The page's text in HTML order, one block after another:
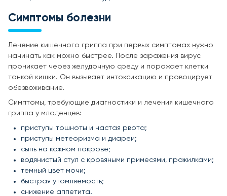
Симптомы болезни
Лечение кишечного гриппа при первых симптомах нужно
начинать как можно быстрее. После заражения вирус
проникает через желудочную среду и поражает клетки
тонкой кишки. Он вызывает интоксикацию и провоцирует
обезвоживание.
Симптомы, требующие диагностики и лечения кишечного
гриппа у младенцев:
приступы тошноты и частая рвота;
приступы метеоризма и диареи;
сыпь на кожном покрове;
водянистый стул с кровяными примесями, прожилками;
темный цвет мочи;
быстрая утомляемость;
снижение аппетита.